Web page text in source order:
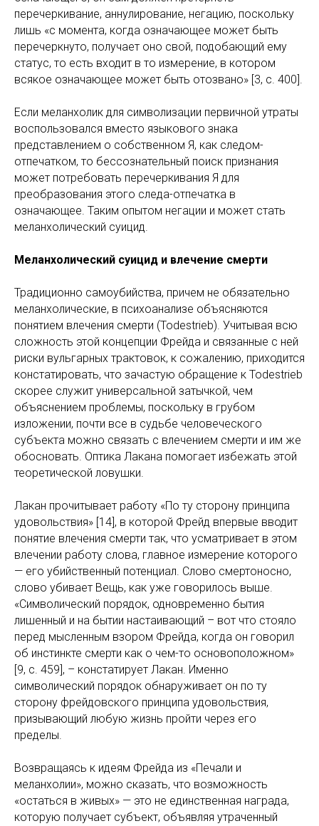
перечеркивание, аннулирование, негацию, поскольку
лишь «с момента, когда означающее может быть
перечеркнуто, получает оно свой, подобающий ему
статус, то есть входит в то измерение, в котором
всякое означающее может быть отозвано» [3, с. 400].
Если меланхолик для символизации первичной утраты
воспользовался вместо языкового знака
представлением о собственном Я, как следом-
отпечатком, то бессознательный поиск признания
может потребовать перечеркивания Я для
преобразования этого следа-отпечатка в
означающее. Таким опытом негации и может стать
меланхолический суицид.
Меланхолический суицид и влечение смерти
Традиционно самоубийства, причем не обязательно
меланхолические, в психоанализе объясняются
понятием влечения смерти (Todestrieb). Учитывая всю
сложность этой концепции Фрейда и связанные с ней
риски вульгарных трактовок, к сожалению, приходится
констатировать, что зачастую обращение к Todestrieb
скорее служит универсальной затычкой, чем
объяснением проблемы, поскольку в грубом
изложении, почти все в судьбе человеческого
субъекта можно связать с влечением смерти и им же
обосновать. Оптика Лакана помогает избежать этой
теоретической ловушки.
Лакан прочитывает работу «По ту сторону принципа
удовольствия» [14], в которой Фрейд впервые вводит
понятие влечения смерти так, что усматривает в этом
влечении работу слова, главное измерение которого
— его убийственный потенциал. Слово смертоносно,
слово убивает Вещь, как уже говорилось выше.
«Символический порядок, одновременно бытия
лишенный и на бытии настаивающий – вот что стояло
перед мысленным взором Фрейда, когда он говорил
об инстинкте смерти как о чем-то основоположном»
[9, c. 459], – констатирует Лакан. Именно
символический порядок обнаруживает он по ту
сторону фрейдовского принципа удовольствия,
призывающий любую жизнь пройти через его
пределы.
Возвращаясь к идеям Фрейда из «Печали и
меланхолии», можно сказать, что возможность
«остаться в живых» — это не единственная награда,
которую получает субъект, объявляя утраченный